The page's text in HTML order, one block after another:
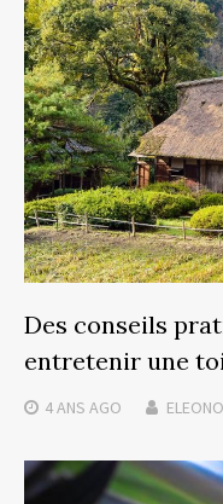
Des conseils
entretenir une
4 ANS AGO